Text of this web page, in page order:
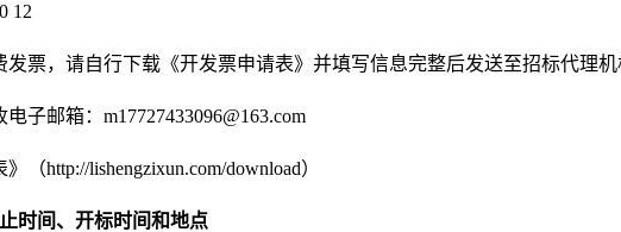
12
发票，请自行下载《开发票申请表》并填写信息完整后发送至招标代理
电子邮箱：m17727433096@163.com
（http://lishengzixun.com/download）
时间、开标时间和地点